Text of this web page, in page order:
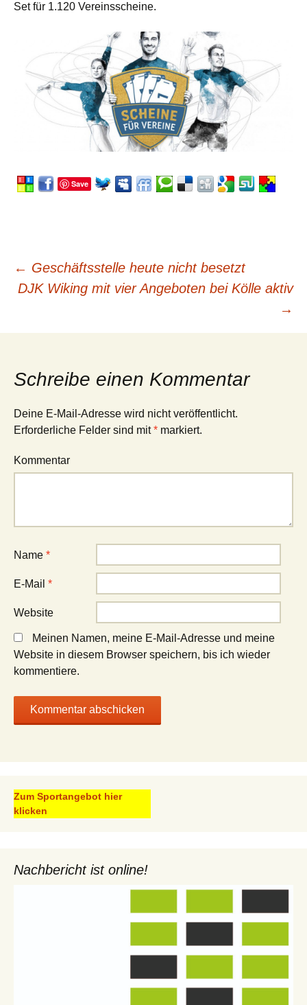
Set für 1.120 Vereinsscheine.
Save
Beitrags-
Navigation
← Geschäftsstelle heute nicht besetzt
DJK Wiking mit vier Angeboten bei Kölle aktiv
→
Schreibe einen Kommentar
Deine E-Mail-Adresse wird nicht veröffentlicht.
Erforderliche Felder sind mit* markiert.
Kommentar
Name *
E-Mail *
Website
Meinen Namen, meine E-Mail-Adresse und meine
Website in diesem Browser speichern, bis ich wieder
kommentiere.
Zum Sportangebot hier
klicken
Nachbericht ist online!